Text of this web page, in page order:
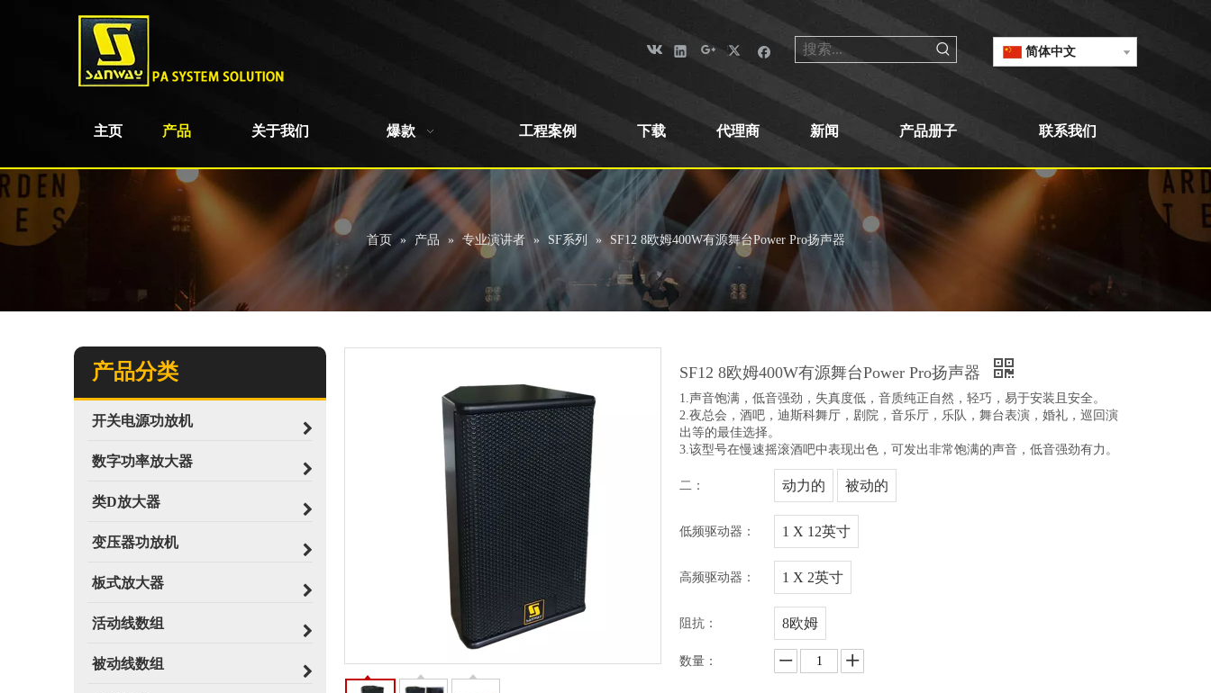
简体中文
主页 产品 关于我们 爆款 工程案例 下载 代理商 新闻 产品册子 联系我们
首页 » 产品 » 专业演讲者 » SF系列 » SF12 8欧姆400W有源舞台Power Pro扬声器
产品分类
开关电源功放机
数字功率放大器
类D放大器
变压器功放机
板式放大器
活动线数组
被动线数组
SF12 8欧姆400W有源舞台Power Pro扬声器
1.声音饱满，低音强劲，失真度低，音质纯正自然，轻巧，易于安装且安全。
2.夜总会，酒吧，迪斯科舞厅，剧院，音乐厅，乐队，舞台表演，婚礼，巡回演
出等的最佳选择。
3.该型号在慢速摇滚酒吧中表现出色，可发出非常饱满的声音，低音强劲有力。
二： 动力的 被动的
低频驱动器： 1 X 12英寸
高频驱动器： 1 X 2英寸
阻抗： 8欧姆
数量：